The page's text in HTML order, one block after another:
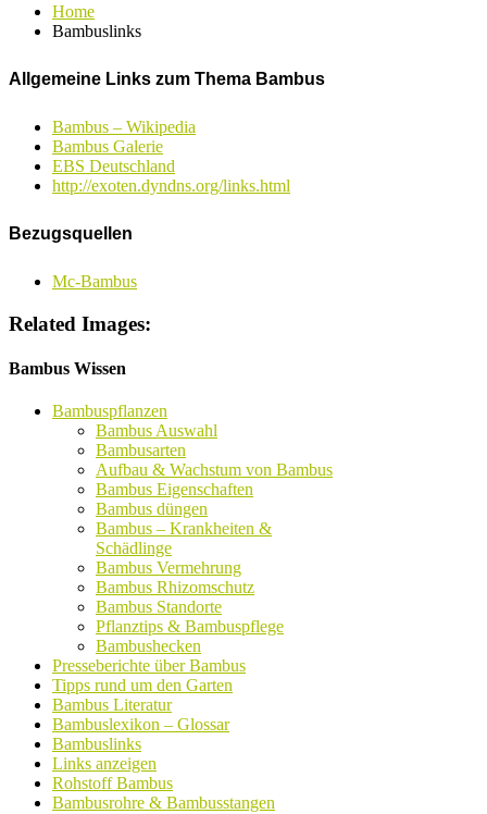
Home
Bambuslinks
Allgemeine Links zum Thema Bambus
Bambus – Wikipedia
Bambus Galerie
EBS Deutschland
http://exoten.dyndns.org/links.html
Bezugsquellen
Mc-Bambus
Related Images:
Bambus Wissen
Bambuspflanzen
Bambus Auswahl
Bambusarten
Aufbau & Wachstum von Bambus
Bambus Eigenschaften
Bambus düngen
Bambus – Krankheiten &
Schädlinge
Bambus Vermehrung
Bambus Rhizomschutz
Bambus Standorte
Pflanztips & Bambuspflege
Bambushecken
Presseberichte über Bambus
Tipps rund um den Garten
Bambus Literatur
Bambuslexikon – Glossar
Bambuslinks
Links anzeigen
Rohstoff Bambus
Bambusrohre & Bambusstangen